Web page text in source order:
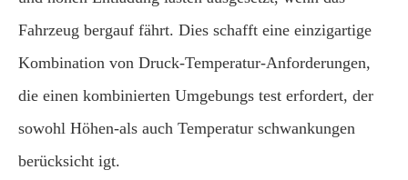
Fahrzeug bergauf fährt. Dies schafft eine einzigartige
Kombination von Druck-Temperatur-Anforderungen,
die einen kombinierten Umgebungs test erfordert, der
sowohl Höhen-als auch Temperatur schwankungen
berücksicht igt.